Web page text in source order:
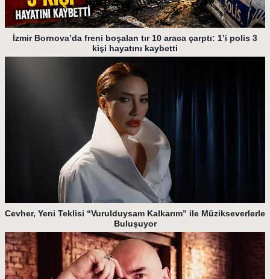
İzmir Bornova’da freni boşalan tır 10 araca çarptı: 1’i polis 3
kişi hayatını kaybetti
Cevher, Yeni Teklisi “Vurulduysam Kalkarım” ile Müzikseverlerle
Buluşuyor